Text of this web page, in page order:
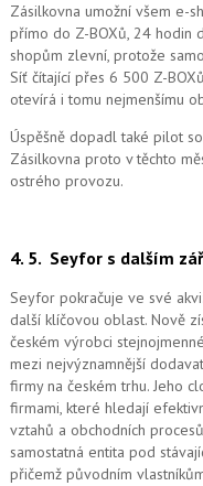
Zásilkovna umožní všem e-
přímo do Z-BOXů, 24 hodin
shopům zlevní, protože
Síť čítající přes 6 500 Z-
otevírá i tomu nejmenšímu
Úspěšně dopadl také pilot
Zásilkovna proto v těchto
ostrého provozu.
4. 5. Seyfor s dalším
Seyfor pokračuje ve své
další klíčovou oblast. Nově
českém výrobci
mezi nejvýznamnější
firmy na českém trhu. Jeho
firmami, které hledají
vztahů a obchodních
samostatná entita pod
přičemž původním